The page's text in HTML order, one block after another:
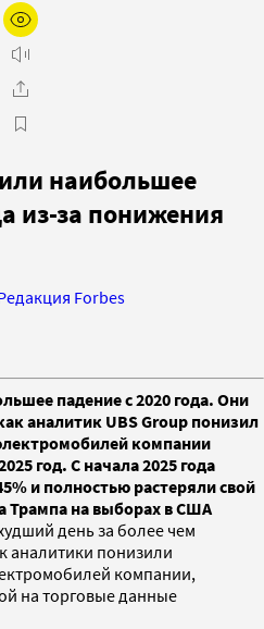
наибольшее
из-за понижения
Forbes
падение с 2020 года. Они
аналитик UBS Group понизил
компании
год. С начала 2025 года
и полностью растеряли свой
Трампа на выборах в США
день за более чем
аналитики понизили
компании,
на торговые данные